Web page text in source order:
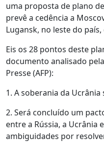
uma proposta de plano
prevê a cedência a
Lugansk, no leste do
Eis os 28 pontos deste
documento analisado
Presse (AFP):
1. A soberania da
2. Será concluído um
entre a Rússia, a Ucrânia
ambiguidades por